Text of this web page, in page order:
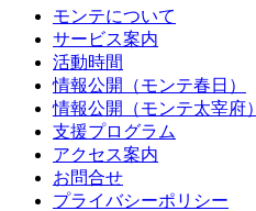
モンテについて
サービス案内
活動時間
情報公開（モンテ春日）
情報公開（モンテ太宰府）
支援プログラム
アクセス案内
お問合せ
プライバシーポリシー